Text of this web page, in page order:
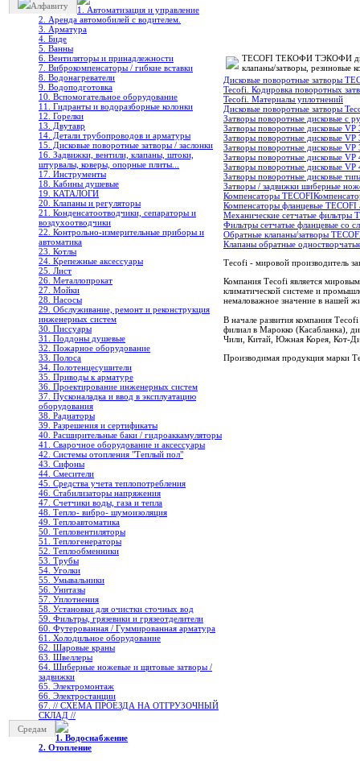
Алфавиту
1. Автоматизация и управление
2. Аренда автомобилей с водителем.
3. Арматура
4. Биде
5. Ванны
6. Вентиляторы и принадлежности
7. Виброкомпенсаторы / гибкие вставки
8. Водонагреватели
9. Водоподготовка
10. Вспомогательное оборудование
11. Гидранты и водоразборные колонки
12. Горелки
13. Двутавр
14. Детали трубопроводов и арматуры
15. Дисковые поворотные затворы / заслонки
16. Задвижки, вентили, клапаны, штоки,
штурвалы, коверы, опорные плиты...
17. Инструменты
18. Кабины душевые
19. КАТАЛОГИ
20. Клапаны и регуляторы
21. Конденсатоотводчики, сепараторы и
воздухоотводчики
22. Контрольно-измерительные приборы и
автоматика
23. Котлы
24. Крепежные аксессуары
25. Лист
26. Металлопрокат
27. Мойки
28. Насосы
29. Обслуживание, ремонт и реконструкция
инженерных систем
30. Писсуары
31. Поддоны душевые
32. Пожарное оборудование
33. Полоса
34. Полотенцесушители
35. Приводы к арматуре
36. Проектирование инженерных систем
37. Пусконаладка и ввод в эксплуатацию
оборудования
38. Радиаторы
39. Разрешения и сертификаты
40. Расширительные баки / гидроаккамуляторы
41. Сварочное оборудование и аксессуары
42. Системы отопления "Теплый пол"
43. Сифоны
44. Смесители
45. Средства учета теплопотребления
46. Стабилизаторы напряжения
47. Счетчики воды, газа и тепла
48. Тепло- вибро- шумоизоляция
49. Теплоавтоматика
50. Тепловентиляторы
51. Теплогенераторы
52. Теплообменники
53. Трубы
54. Уголки
55. Умывальники
56. Унитазы
57. Уплотнения
58. Установки для очистки сточных вод
59. Фильтры, грязевики и грязеотделители
60. Футерованная / Гуммированная арматура
61. Холодильное oборудование
62. Шаровые краны
63. Швеллеры
64. Шиберные ножевые и щитовые затворы /
задвижки
65. Электромонтаж
66. Электростанции
67. // СХЕМА ПРОЕЗДА НА ОТГРУЗОЧНЫЙ
СКЛАД //
Средам
1. Водоснабжение
2. Отопление
TECOFI ТЕКОФИ ТЭКОФИ
клапаны/затворы, резиновые
Дисковые поворотные затворы
Tecofi. Кодировка поворотных
Tecofi. Материалы уплотнений
Дисковые поворотные затворы
Затворы поворотные дисковые c
Затворы поворотные дисковые
Затворы поворотные дисковые
Затворы поворотные дисковые
Затворы поворотные дисковые
Затворы поворотные дисковые
Затворы поворотные дисковые
Затворы / задвижки шиберные
Компенсаторы TECOFI
Компенсаторы фланцевые
Механические сетчатые
Фильтры сетчатые фланцевые со
Обратные клапаны/затворы
Клапаны обратные
Тecofi - мировой производитель
Компания Тecofi является
климатической системе и
немаловажное значение в нашей
В начале развития компания
филиал в Марокко (Касабланка),
Чили, Китай, Южная Корея, Кот-
Производимая продукция марки